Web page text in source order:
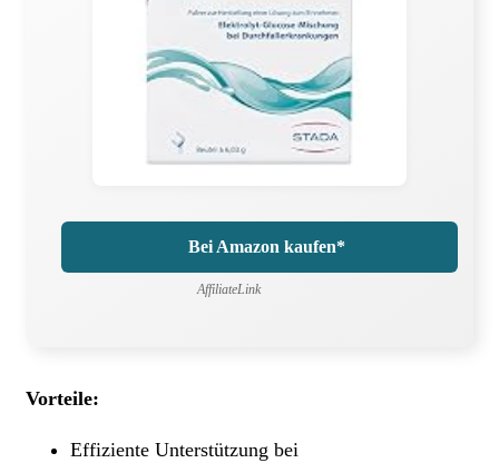
Bei Amazon kaufen*
AffiliateLink
Vorteile:
Effiziente Unterstützung bei